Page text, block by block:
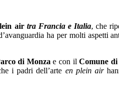
airtra Francia e Italia, che
ha per molti aspetti
di Monza e con ilComune di
i padri dell’arte en plein air